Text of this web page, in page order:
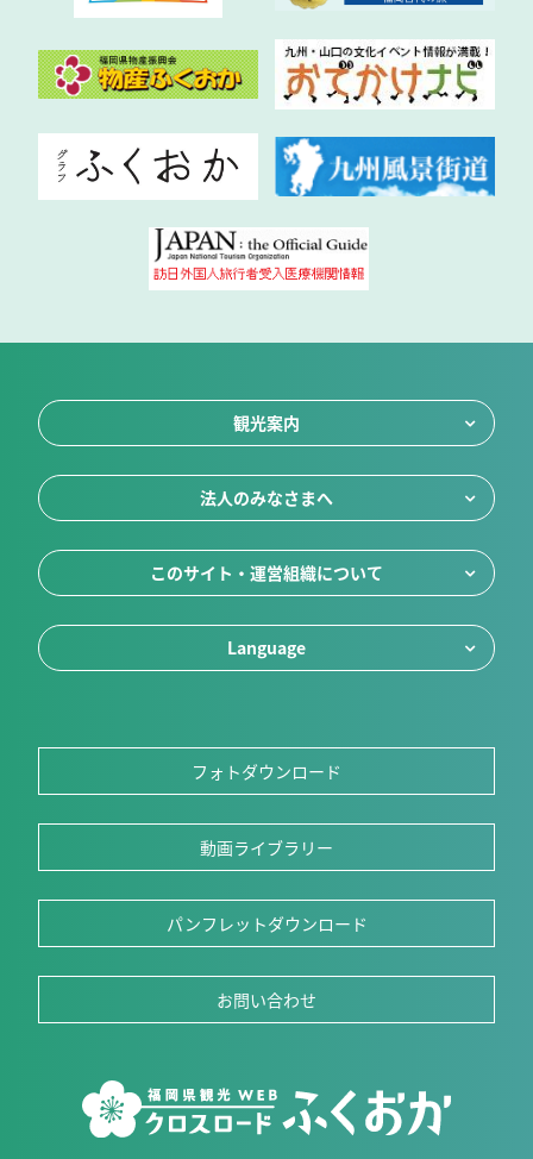
観光案内
法人のみなさまへ
このサイト・運営組織について
Language
フォトダウンロード
動画ライブラリー
パンフレットダウンロード
お問い合わせ